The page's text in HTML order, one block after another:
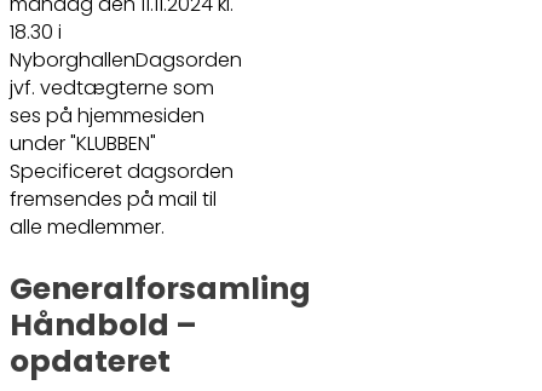
18.30 i
NyborghallenDagsorden
jvf. vedtægterne som
ses på hjemmesiden
under "KLUBBEN"
Specificeret dagsorden
fremsendes på mail til
alle medlemmer.
Generalforsamling
Håndbold –
opdateret